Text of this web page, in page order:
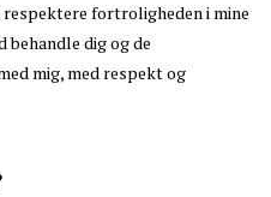
fortroligheden i mine
dig og de
mig, med respekt og